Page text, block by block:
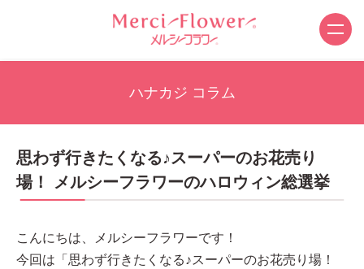
ハナカジ コラム
思わず行きたくなる♪スーパーのお花売り
場！ メルシーフラワーのハロウィン総選挙
こんにちは、メルシーフラワーです！
今回は「思わず行きたくなる♪スーパーのお花売り場！